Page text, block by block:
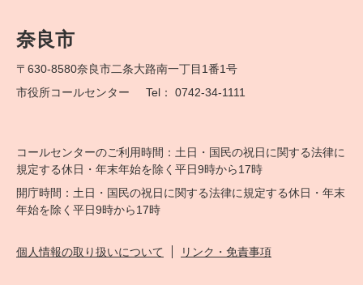
奈良市
〒630-8580奈良市二条大路南一丁目1番1号
市役所コールセンター
Tel： 0742-34-1111
コールセンターのご利用時間：土日・国民の祝日に関する法律に
規定する休日・年末年始を除く平日9時から17時
開庁時間：土日・国民の祝日に関する法律に規定する休日・年末
年始を除く平日9時から17時
個人情報の取り扱いについて リンク・免責事項